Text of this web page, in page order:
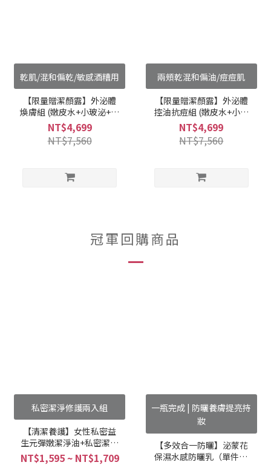
乾肌/混和偏乾/敏感酒糟用
【限量贈潔顏露】外泌體
煥膚組 (嫩皮水+小玻泌+玻
色因乳+PDRN拉絲霜)
NT$4,699
NT$7,560
兩頰乾混和偏油/痘痘肌
【限量贈潔顏露】外泌體
控油抗痘組 (嫩皮水+小玻
泌+零痘濃萃+PDRN拉絲
霜)
NT$4,699
NT$7,560
冠軍回購商品
私密潔淨修護兩入組
【清潔養護】女性私密益
生元彈嫩潔淨油+私密潔淨
凝露 (1+1組合)
NT$1,595 ~ NT$1,709
一瓶完成 | 防曬養膚提亮持
妝
【多效合一防曬】泌蒙花
保濕水感防曬乳（單件73